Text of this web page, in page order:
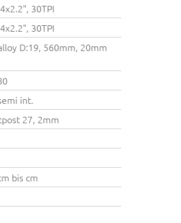
30TPI
30TPI
D:19, 560mm, 20mm
int.
27, 2mm
bis cm